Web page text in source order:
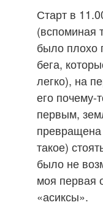
Старт в
(вспоминая
было плохо
бега,
легко), на
его почему-
первым,
превращена
такое)
было не
моя первая
«асиксы».